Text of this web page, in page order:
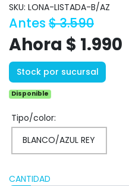
SKU: LONA-LISTADA-B/AZ
Antes $ 3.590
Ahora $ 1.990
Stock por sucursal
Disponible
Tipo/color:
BLANCO/AZUL REY
CANTIDAD